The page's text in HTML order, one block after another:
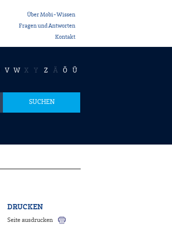
Über Mobi-Wissen
Fragen und Antworten
Kontakt
V W X Y Z Ä Ö Ü
SUCHEN
DRUCKEN
Seite ausdrucken